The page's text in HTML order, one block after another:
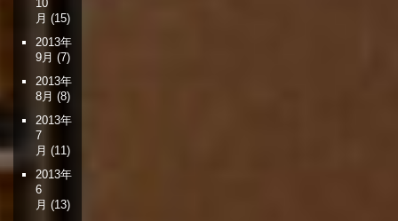
10
月 (15)
2013年
9月 (7)
2013年
8月 (8)
2013年
7
月 (11)
2013年
6
月 (13)